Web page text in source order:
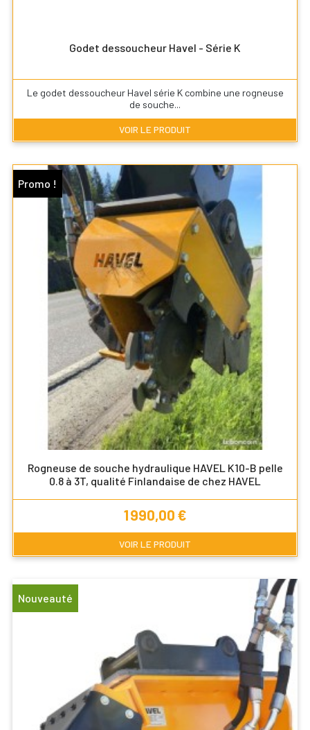
Godet dessoucheur Havel - Série K
Le godet dessoucheur Havel série K combine une rogneuse
de souche...
VOIR LE PRODUIT
Rogneuse de souche hydraulique HAVEL K10-B pelle
0.8 à 3T, qualité Finlandaise de chez HAVEL
Prix
1 990,00 €
VOIR LE PRODUIT
Promo !
Nouveauté